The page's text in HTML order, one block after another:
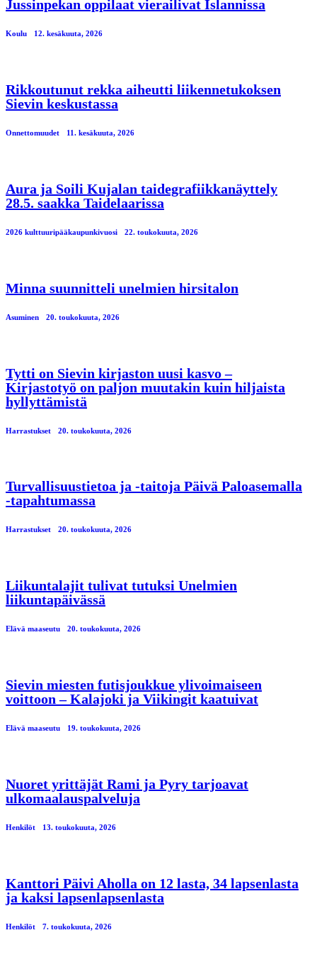
Jussinpekan oppilaat vierailivat Islannissa
Koulu 12. kesäkuuta, 2026
Rikkoutunut rekka aiheutti liikennetukoksen
Sievin keskustassa
Onnettomuudet 11. kesäkuuta, 2026
Aura ja Soili Kujalan taidegrafiikkanäyttely
28.5. saakka Taidelaarissa
2026 kulttuuripääkaupunkivuosi 22. toukokuuta, 2026
Minna suunnitteli unelmien hirsitalon
Asuminen 20. toukokuuta, 2026
Tytti on Sievin kirjaston uusi kasvo –
Kirjastotyö on paljon muutakin kuin hiljaista
hyllyttämistä
Harrastukset 20. toukokuuta, 2026
Turvallisuustietoa ja -taitoja Päivä Paloasemalla
-tapahtumassa
Harrastukset 20. toukokuuta, 2026
Liikuntalajit tulivat tutuksi Unelmien
liikuntapäivässä
Elävä maaseutu 20. toukokuuta, 2026
Sievin miesten futisjoukkue ylivoimaiseen
voittoon – Kalajoki ja Viikingit kaatuivat
Elävä maaseutu 19. toukokuuta, 2026
Nuoret yrittäjät Rami ja Pyry tarjoavat
ulkomaalauspalveluja
Henkilöt 13. toukokuuta, 2026
Kanttori Päivi Aholla on 12 lasta, 34 lapsenlasta
ja kaksi lapsenlapsenlasta
Henkilöt 7. toukokuuta, 2026